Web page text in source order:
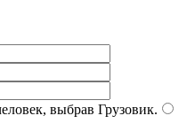
выбрав Грузовик.